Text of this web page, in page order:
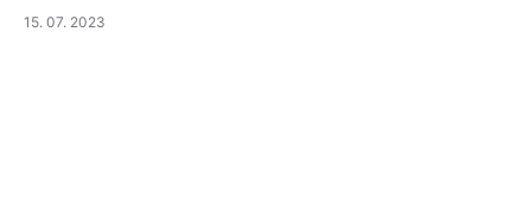
15. 07. 2023